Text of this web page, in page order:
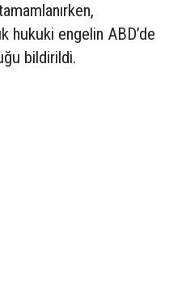
hukuki engelin ABD’de
bildirildi.